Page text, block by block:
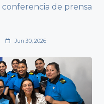
de prensa
Jun 30, 2026